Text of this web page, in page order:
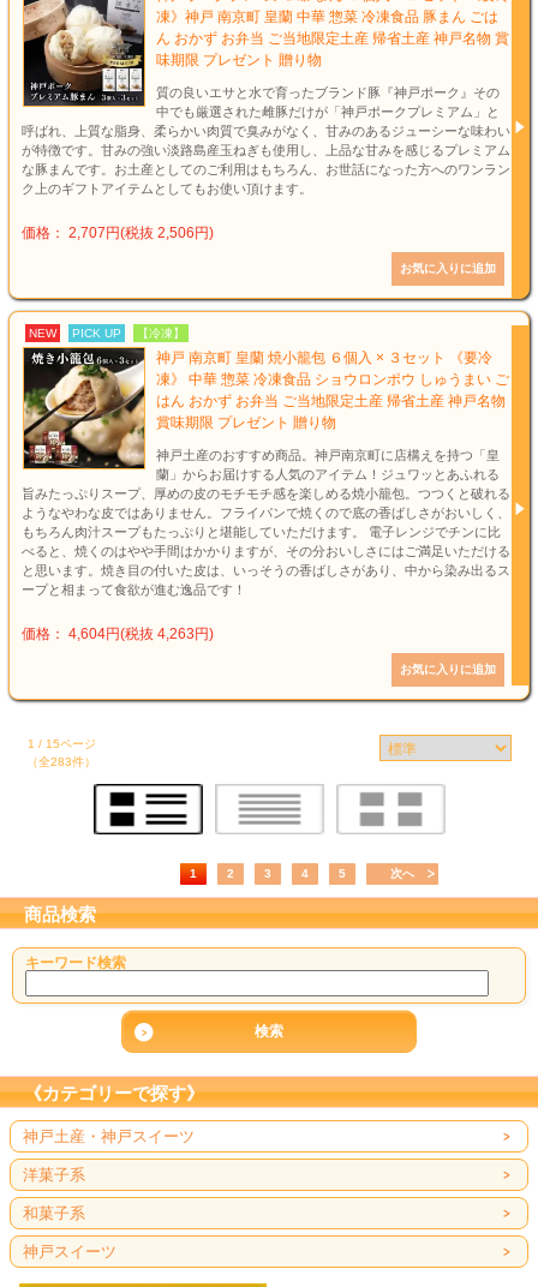
凍》神戸 南京町 皇蘭 中華 惣菜 冷凍食品 豚まん ごは
ん おかず お弁当 ご当地限定土産 帰省土産 神戸名物 賞
味期限 プレゼント 贈り物
質の良いエサと水で育ったブランド豚『神戸ポーク』その
中でも厳選された雌豚だけが「神戸ポークプレミアム」と
呼ばれ、上質な脂身、柔らかい肉質で臭みがなく、甘みのあるジューシーな味わい
が特徴です。甘みの強い淡路島産玉ねぎも使用し、上品な甘みを感じるプレミアム
な豚まんです。お土産としてのご利用はもちろん、お世話になった方へのワンラン
ク上のギフトアイテムとしてもお使い頂けます。
価格： 2,707円(税抜 2,506円)
NEW PICK UP 【冷凍】
神戸 南京町 皇蘭 焼小籠包 ６個入 × ３セット 《要冷
凍》 中華 惣菜 冷凍食品 ショウロンポウ しゅうまい ご
はん おかず お弁当 ご当地限定土産 帰省土産 神戸名物
賞味期限 プレゼント 贈り物
神戸土産のおすすめ商品。神戸南京町に店構えを持つ「皇
蘭」からお届けする人気のアイテム！ジュワッとあふれる
旨みたっぷりスープ、厚めの皮のモチモチ感を楽しめる焼小籠包。つつくと破れる
ようなやわな皮ではありません。フライパンで焼くので底の香ばしさがおいしく、
もちろん肉汁スープもたっぷりと堪能していただけます。 電子レンジでチンに比
べると、焼くのはやや手間はかかりますが、その分おいしさにはご満足いただける
と思います。焼き目の付いた皮は、いっそうの香ばしさがあり、中から染み出るス
ープと相まって食欲が進む逸品です！
価格： 4,604円(税抜 4,263円)
1 / 15ページ
（全283件）
1 2 3 4 5 次へ
商品検索
キーワード検索
《カテゴリーで探す》
神戸土産・神戸スイーツ
洋菓子系
和菓子系
神戸スイーツ